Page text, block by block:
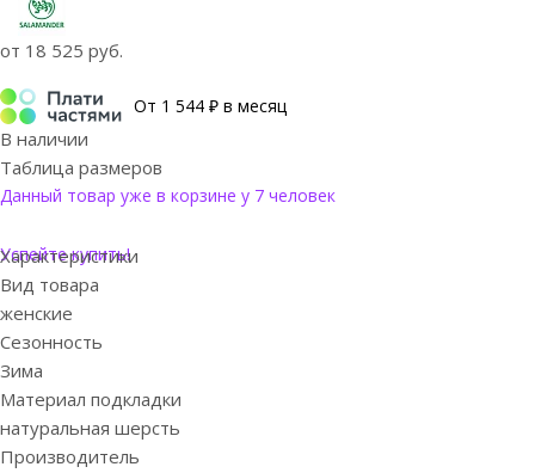
от 18 525 руб.
От 1 544 ₽ в месяц
В наличии
Таблица размеров
Данный товар уже в корзине у 7 человек
Успейте купить!
Характеристики
Вид товара
женские
Сезонность
Зима
Материал подкладки
натуральная шерсть
Производитель